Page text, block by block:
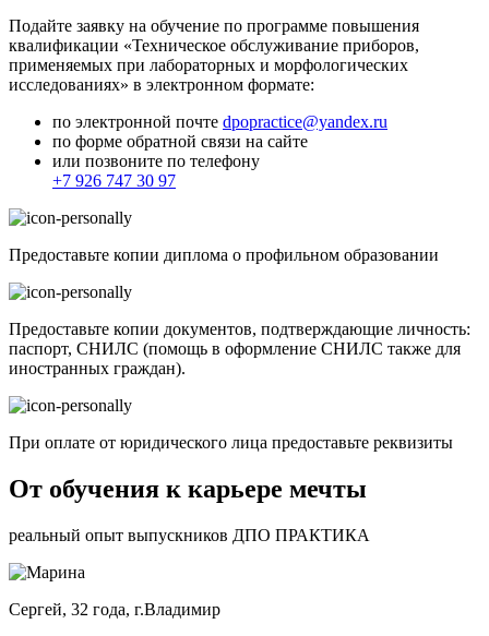
Подайте заявку на обучение по программе повышения
квалификации «Техническое обслуживание приборов,
применяемых при лабораторных и морфологических
исследованиях» в электронном формате:
по электронной почте dpopractice@yandex.ru
по форме обратной связи на сайте
или позвоните по телефону
+7 926 747 30 97
Предоставьте копии диплома о профильном образовании
Предоставьте копии документов, подтверждающие личность:
паспорт, СНИЛС (помощь в оформление СНИЛС также для
иностранных граждан).
При оплате от юридического лица предоставьте реквизиты
От обучения к карьере мечты
реальный опыт выпускников ДПО ПРАКТИКА
Сергей, 32 года, г.Владимир